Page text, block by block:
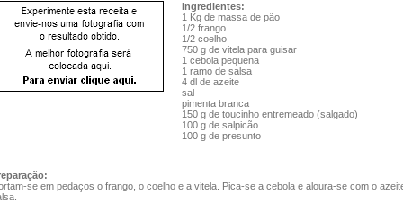
Ingredientes:
1 Kg de massa de pão
1/2 frango
1/2 coelho
750 g de vitela para guisar
1 cebola pequena
1 ramo de salsa
4 dl de azeite
sal
pimenta branca
150 g de toucinho entremeado (salgado)
100 g de salpicão
100 g de presunto
se em pedaços o frango, o coelho e a vitela. Pica-se a cebola e aloura-se com o